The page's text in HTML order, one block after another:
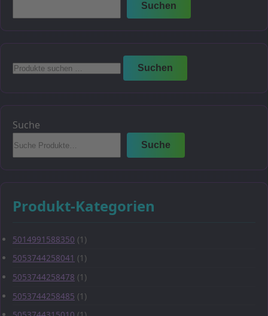
Suchen
Suchen
nach:
Suchen
Suche
Suche
Produkt-Kategorien
5014991588350 (1)
5053744258041 (1)
5053744258478 (1)
5053744258485 (1)